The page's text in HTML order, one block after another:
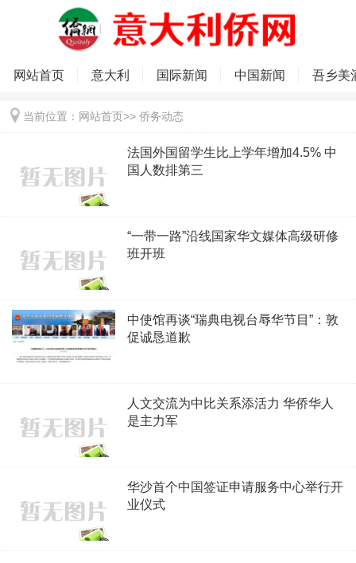
网站首页 意大利 国际新闻 中国新闻 吾乡美
当前位置： 网站首页>> 侨务动态
法国外国留学生比上学年增加4.5% 中
国人数排第三
“一带一路”沿线国家华文媒体高级研修
班开班
中使馆再谈“瑞典电视台辱华节目”：敦
促诚恳道歉
人文交流为中比关系添活力 华侨华人
是主力军
华沙首个中国签证申请服务中心举行开
业仪式